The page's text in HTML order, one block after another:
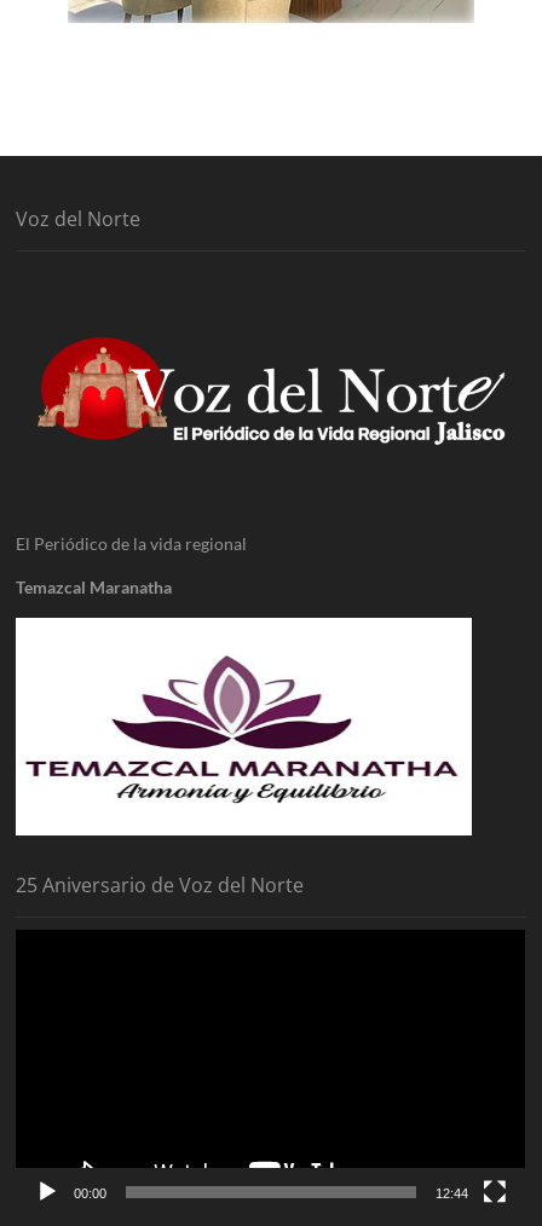
Voz del Norte
El Periódico de la vida regional
Temazcal Maranatha
25 Aniversario de Voz del Norte
00:00 12:44